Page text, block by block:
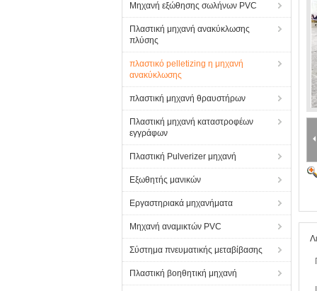
Μηχανή εξώθησης σωλήνων PVC
Πλαστική μηχανή ανακύκλωσης
πλύσης
πλαστικό pelletizing η μηχανή
ανακύκλωσης
πλαστική μηχανή θραυστήρων
Πλαστική μηχανή καταστροφέων
εγγράφων
Πλαστική Pulverizer μηχανή
Εξωθητής μανικών
Εργαστηριακά μηχανήματα
Μηχανή αναμικτών PVC
Σύστημα πνευματικής μεταβίβασης
Πλαστική βοηθητική μηχανή